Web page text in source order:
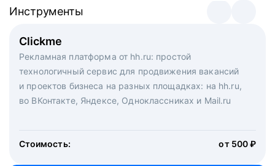
Clickme
Рекламная платформа от hh.ru: простой
технологичный сервис для продвижения вакансий
и проектов бизнеса на разных площадках: на hh.ru,
во ВКонтакте, Яндексе, Одноклассниках и Mail.ru
Стоимость: от 500 ₽
Инструменты
Вакансия дня
Рекламный формат для вакансий на главной странице
hh.ru. Увеличивает количество откликов
Инструменты
Массовый подбор под ключ. Решите, сколько
кандидатов и когда вам нужно, и за дело возьмутся
маркетологи, рекрутеры и проектные менеджеры
hh.ru с целым набором digital-инструментов
Инструменты